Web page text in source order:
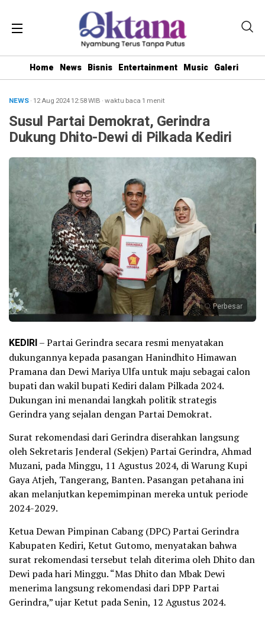
Home News Bisnis Entertainment Music Galeri
NEWS· 12 Aug 202412:58WIB ·waktu baca 1 menit
Susul Partai Demokrat, Gerindra
Dukung Dhito-Dewi di Pilkada Kediri
Perbesar
KEDIRI– Partai Gerindra secara resmi menyatakan
dukungannya kepada pasangan Hanindhito Himawan
Pramana dan Dewi Mariya Ulfa untuk maju sebagai calon
bupati dan wakil bupati Kediri dalam Pilkada 2024.
Dukungan ini menandai langkah politik strategis
Gerindra yang sejalan dengan Partai Demokrat.
Surat rekomendasi dari Gerindra diserahkan langsung
oleh Sekretaris Jenderal (Sekjen) Partai Gerindra, Ahmad
Muzani, pada Minggu, 11 Agustus 2024, di Warung Kupi
Gaya Atjeh, Tangerang, Banten. Pasangan petahana ini
akan melanjutkan kepemimpinan mereka untuk periode
2024-2029.
Ketua Dewan Pimpinan Cabang (DPC) Partai Gerindra
Kabupaten Kediri, Ketut Gutomo, menyatakan bahwa
surat rekomendasi tersebut telah diterima oleh Dhito dan
Dewi pada hari Minggu. “Mas Dhito dan Mbak Dewi
menerima langsung rekomendasi dari DPP Partai
Gerindra,” ujar Ketut pada Senin, 12 Agustus 2024.